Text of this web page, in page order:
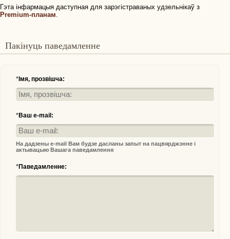
Гэта інфармацыя даступная для зарэгістраваных удзельнікаў з
Premium-планам.
Пакінуць паведамленне
* Імя, прозвішча:
*Ваш e-mail:
На дадзены e-mail Вам будзе дасланы запыт на пацвярджэнне і
актывацыю Вашага паведамлення
*Паведамленне: